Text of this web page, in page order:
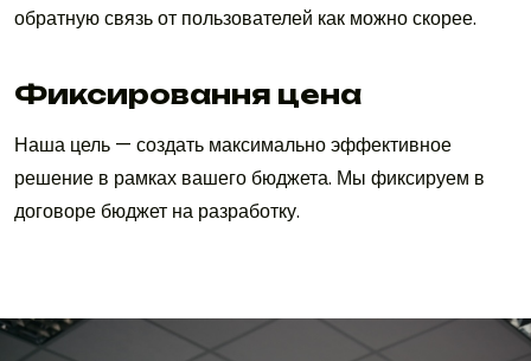
обратную связь от пользователей как можно скорее.
Фиксировання цена
Наша цель — создать максимально эффективное
решение в рамках вашего бюджета. Мы фиксируем в
договоре бюджет на разработку.